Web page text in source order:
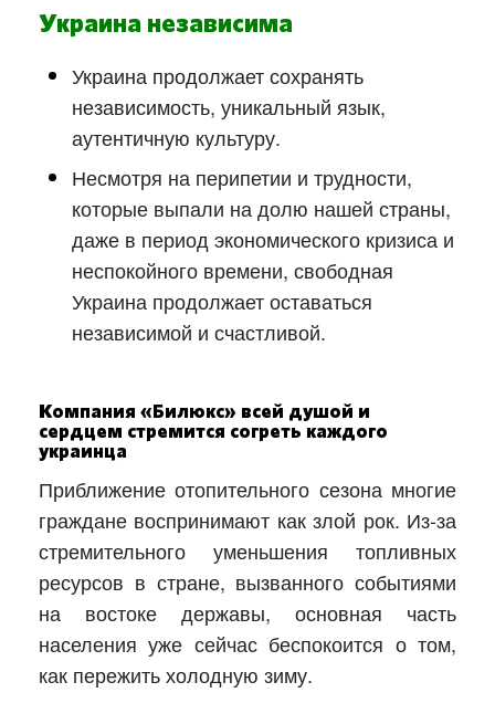
Украина независима
Украина продолжает сохранять
независимость, уникальный язык,
аутентичную культуру.
Несмотря на перипетии и трудности,
которые выпали на долю нашей страны,
даже в период экономического кризиса и
неспокойного времени, свободная
Украина продолжает оставаться
независимой и счастливой.
Компания «Билюкс» всей душой и
сердцем стремится согреть каждого
украинца
Приближение отопительного сезона многие
граждане воспринимают как злой рок. Из-за
стремительного уменьшения топливных
ресурсов в стране, вызванного событиями
на востоке державы, основная часть
населения уже сейчас беспокоится о том,
как пережить холодную зиму.